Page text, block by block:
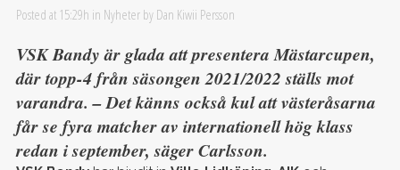
Posted at 15:29h in Nyheter by Dan Kiwii Persson
VSK Bandy är glada att presentera Mästarcupen,
där topp-4 från säsongen 2021/2022 ställs mot
varandra. – Det känns också kul att västeråsarna
får se fyra matcher av internationell hög klass
redan i september, säger Carlsson.